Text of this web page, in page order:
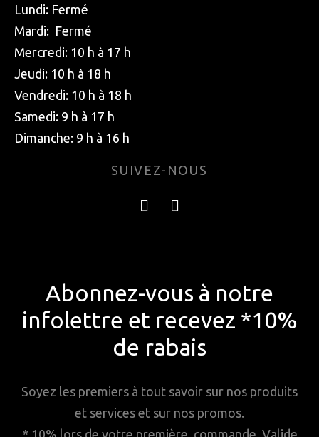
Lundi: Fermé
Mardi: Fermé
Mercredi: 10 h à 17 h
Jeudi: 10 h à 18 h
Vendredi: 10 h à 18 h
Samedi: 9 h à 17 h
Dimanche: 9 h à 16 h
SUIVEZ-NOUS
Abonnez-vous à notre
infolettre et recevez *10%
de rabais
Soyez les premiers à tout savoir sur nos produits
et services et sur nos promos.
* 10% lors de votre première commande. Valide